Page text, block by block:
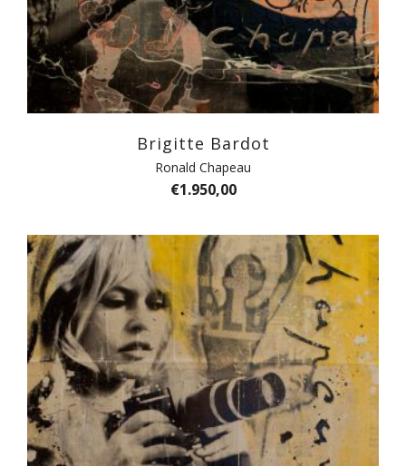
Brigitte Bardot
Ronald Chapeau
€1.950,00